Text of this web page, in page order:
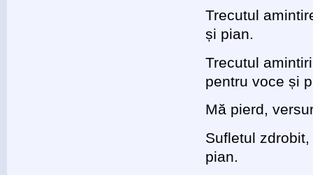
Trecutul
și pian.
Trecutul
pentru voce și
Mă pierd,
Sufletul
pian.